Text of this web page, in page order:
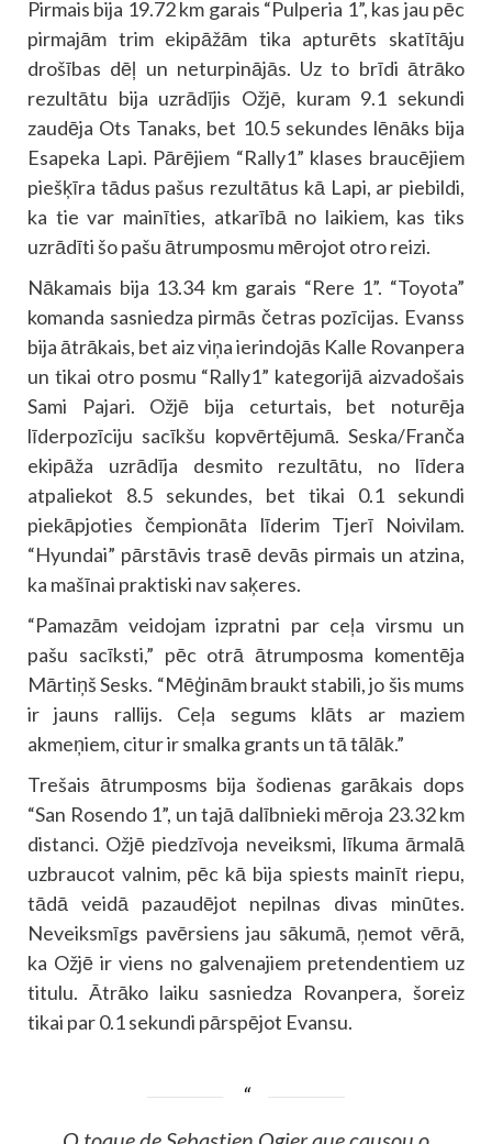
Pirmais bija 19.72 km garais “Pulperia 1”, kas jau pēc
pirmajām trim ekipāžām tika apturēts skatītāju
drošības dēļ un neturpinājās. Uz to brīdi ātrāko
rezultātu bija uzrādījis Ožjē, kuram 9.1 sekundi
zaudēja Ots Tanaks, bet 10.5 sekundes lēnāks bija
Esapeka Lapi. Pārējiem “Rally1” klases braucējiem
piešķīra tādus pašus rezultātus kā Lapi, ar piebildi,
ka tie var mainīties, atkarībā no laikiem, kas tiks
uzrādīti šo pašu ātrumposmu mērojot otro reizi.
Nākamais bija 13.34 km garais “Rere 1”. “Toyota”
komanda sasniedza pirmās četras pozīcijas. Evanss
bija ātrākais, bet aiz viņa ierindojās Kalle Rovanpera
un tikai otro posmu “Rally1” kategorijā aizvadošais
Sami Pajari. Ožjē bija ceturtais, bet noturēja
līderpozīciju sacīkšu kopvērtējumā. Seska/Franča
ekipāža uzrādīja desmito rezultātu, no līdera
atpaliekot 8.5 sekundes, bet tikai 0.1 sekundi
piekāpjoties čempionāta līderim Tjerī Noivilam.
“Hyundai” pārstāvis trasē devās pirmais un atzina,
ka mašīnai praktiski nav saķeres.
“Pamazām veidojam izpratni par ceļa virsmu un
pašu sacīksti,” pēc otrā ātrumposma komentēja
Mārtiņš Sesks. “Mēģinām braukt stabili, jo šis mums
ir jauns rallijs. Ceļa segums klāts ar maziem
akmeņiem, citur ir smalka grants un tā tālāk.”
Trešais ātrumposms bija šodienas garākais dops
“San Rosendo 1”, un tajā dalībnieki mēroja 23.32 km
distanci. Ožjē piedzīvoja neveiksmi, līkuma ārmalā
uzbraucot valnim, pēc kā bija spiests mainīt riepu,
tādā veidā pazaudējot nepilnas divas minūtes.
Neveiksmīgs pavērsiens jau sākumā, ņemot vērā,
ka Ožjē ir viens no galvenajiem pretendentiem uz
titulu. Ātrāko laiku sasniedza Rovanpera, šoreiz
tikai par 0.1 sekundi pārspējot Evansu.